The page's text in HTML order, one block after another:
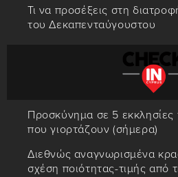
Τι να προσέξεις στη
του Δεκαπενταύγουστου
Προσκύνημα σε 5
που γιορτάζουν (σήμερα)
Διεθνώς αναγνωρισμένα
σχέση ποιότητας-τιμής από